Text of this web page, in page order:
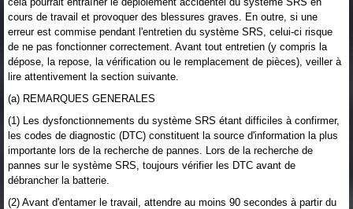
cours de travail et provoquer des blessures graves. En outre, si une
erreur est commise pendant l'entretien du système SRS, celui-ci risque
de ne pas fonctionner correctement. Avant tout entretien (y compris la
dépose, la repose, la vérification ou le remplacement de pièces), veiller à
lire attentivement la section suivante.
(a) REMARQUES GENERALES
(1) Les dysfonctionnements du système SRS étant difficiles à confirmer,
les codes de diagnostic (DTC) constituent la source d'information la plus
importante lors de la recherche de pannes. Lors de la recherche de
pannes sur le système SRS, toujours vérifier les DTC avant de
débrancher la batterie.
(2) Avant d'entamer le travail, attendre au moins 90 secondes à partir du